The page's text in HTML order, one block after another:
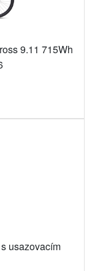
9.11 715Wh
usazovacím